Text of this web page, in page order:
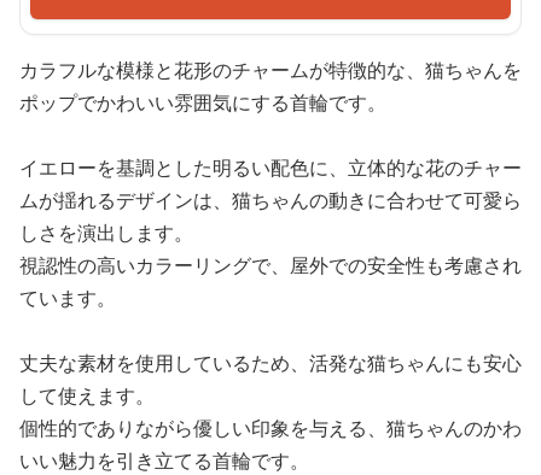
カラフルな模様と花形のチャームが特徴的な、猫ちゃんを
ポップでかわいい雰囲気にする首輪です。
イエローを基調とした明るい配色に、立体的な花のチャー
ムが揺れるデザインは、猫ちゃんの動きに合わせて可愛ら
しさを演出します。
視認性の高いカラーリングで、屋外での安全性も考慮され
ています。
丈夫な素材を使用しているため、活発な猫ちゃんにも安心
して使えます。
個性的でありながら優しい印象を与える、猫ちゃんのかわ
いい魅力を引き立てる首輪です。